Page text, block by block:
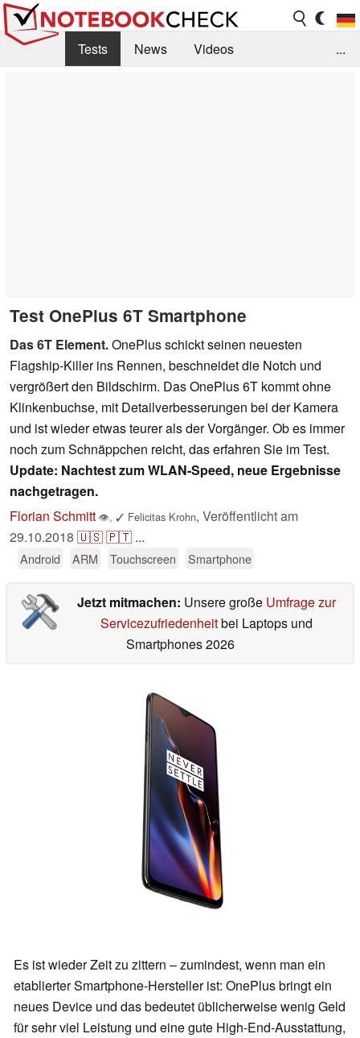
Tests News
Videos
...
Test OnePlus 6T Smartphone
Das 6T Element.OnePlus schickt seinen neuesten
Flagship-Killer ins Rennen, beschneidet die Notch und
vergrößert den Bildschirm. Das OnePlus 6T kommt ohne
Klinkenbuchse, mit Detailverbesserungen bei der Kamera
und ist wieder etwas teurer als der Vorgänger. Ob es immer
noch zum Schnäppchen reicht, das erfahren Sie im Test.
Update: Nachtest zum WLAN-Speed, neue Ergebnisse
nachgetragen.
Florian Schmitt 👁, ✓ Felicitas Krohn, Veröffentlicht am
29.10.2018 🇺🇸🇵🇹 ...
Android ARM Touchscreen Smartphone
Jetzt mitmachen: Unsere große Umfrage zur
Servicezufriedenheitbei Laptops und
Smartphones 2026
Es ist wieder Zeit zu zittern – zumindest, wenn man ein
etablierter Smartphone-Hersteller ist: OnePlus bringt ein
neues Device und das bedeutet üblicherweise wenig Geld
für sehr viel Leistung und eine gute High-End-Ausstattung,